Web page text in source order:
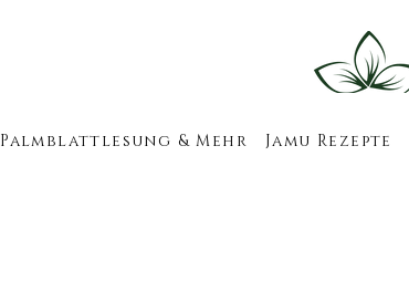
Palmblattlesung & Mehr Jamu Rezepte